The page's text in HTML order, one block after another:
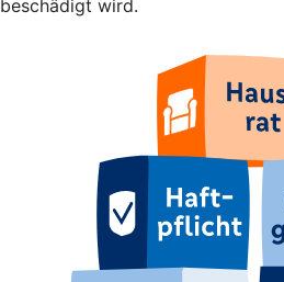
beschädigt wird.